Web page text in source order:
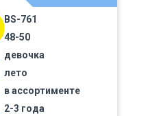
BS-761
48-50
девочка
лето
в ассортименте
2-3 года